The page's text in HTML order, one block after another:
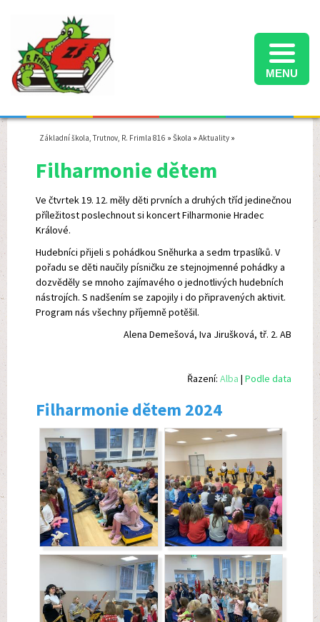
MENU
Základní škola, Trutnov, R. Frimla 816 » Škola » Aktuality »
Filharmonie dětem
Ve čtvrtek 19. 12. měly děti prvních a druhých tříd jedinečnou
příležitost poslechnout si koncert Filharmonie Hradec
Králové.
Hudebníci přijeli s pohádkou Sněhurka a sedm trpaslíků. V
pořadu se děti naučily písničku ze stejnojmenné pohádky a
dozvěděly se mnoho zajímavého o jednotlivých hudebních
nástrojích. S nadšením se zapojily i do připravených aktivit.
Program nás všechny příjemně potěšil.
Alena Demešová, Iva Jirušková, tř. 2. AB
Řazení: Alba | Podle data
Filharmonie dětem 2024